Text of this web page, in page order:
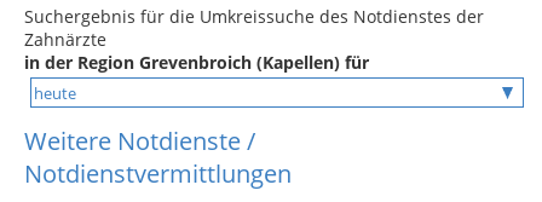
Suchergebnis für die Umkreissuche des Notdienstes der
Zahnärzte
in der Region Grevenbroich (Kapellen) für
Weitere Notdienste /
Notdienstvermittlungen